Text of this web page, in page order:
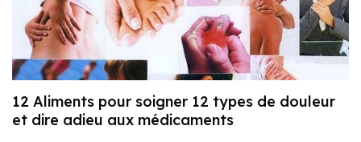
12 Aliments pour soigner 12 types de douleur
et dire adieu aux médicaments